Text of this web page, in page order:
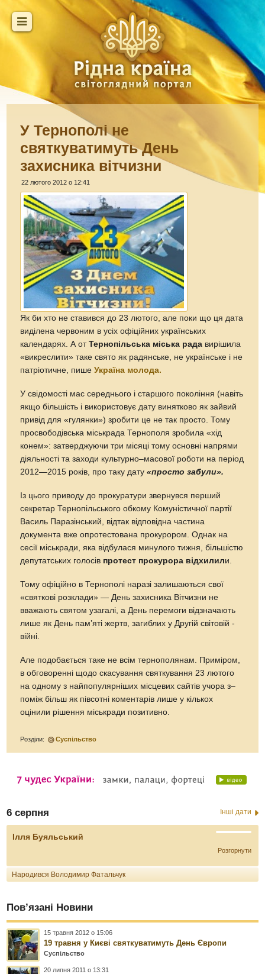
У Тернополі не
святкуватимуть День
захисника вітчизни
22 лютого 2012 о 12:41
Як би хто не ставився до 23 лютого, але поки що ця дата
виділена червоним в усіх офіційних українських
календарях. А отТернопільська міська рада вирішила
«викреслити» таке свято як радянське, не українське і не
патріотичне, пишеУкраїна молода.
У свідомості мас середнього і старшого покоління (навіть
якщо більшість і використовує дату винятково як зайвий
привід для «гулянки») зробити це не так просто. Тому
просвободівська міськрада Тернополя зробила «хід
конем»: затверджуючи три місяці тому основні напрями
діяльності та заходи культурно–масової роботи на період
2012—2015 років, про таку дату«просто забули».
Із цього приводу до прокуратури звернувся перший
секретар Тернопільського обкому Комуністичної партії
Василь Паразінський, відтак відповідна частина
документа вже опротестована прокурором. Однак на
сесії міськради, яка відбулася минулого тижня, більшістю
депутатських голосів протест прокурора відхилили.
Тому офіційно в Тернополі наразі залишаються свої
«святкові розклади» — День захисника Вітчизни не
вважають святом узагалі, а День перемоги відзначають
лише як День пам’яті жертв, загиблих у Другій світовій ­
вій­ні.
Але подобається таке не всім тернополянам. Приміром,
в обговоренні щодо скасування святкування 23 лютого
на одному з найпопулярніших місцевих сайтів учора з–
поміж більш як півсотні коментарів лише у кількох
оцінили рішення міськради позитивно.
Розділи: Суспільство
6 серпня Інші дати
Ілля Буяльський
Розгорнути
Народився Володимир Фатальчук
Пов’язані Новини
15 травня 2012 о 15:06
19 травня у Києві святкуватимуть День Європи
Суспільство
20 липня 2011 о 13:31